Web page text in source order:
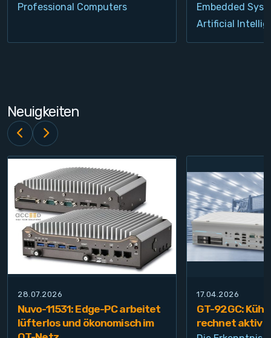
Professional Computers
Embedded
Artificial
Neuigkeiten
28.07.2026
Nuvo-11531: Edge-PC arbeitet
lüfterlos und ökonomisch im
17.04.2026
GT-92GC:
rechnet aktiv